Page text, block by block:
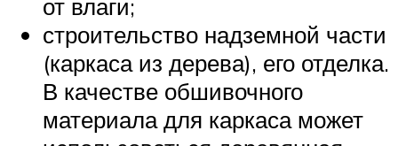
от влаги;
строительство надземной части
(каркаса из дерева), его отделка.
В качестве обшивочного
материала для каркаса может